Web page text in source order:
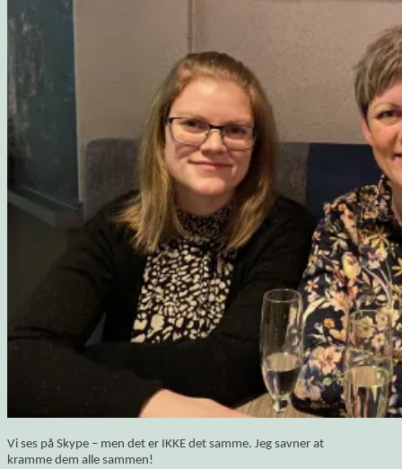
Vi ses på Skype – men det er IKKE det samme. Jeg savner at
kramme dem alle sammen!